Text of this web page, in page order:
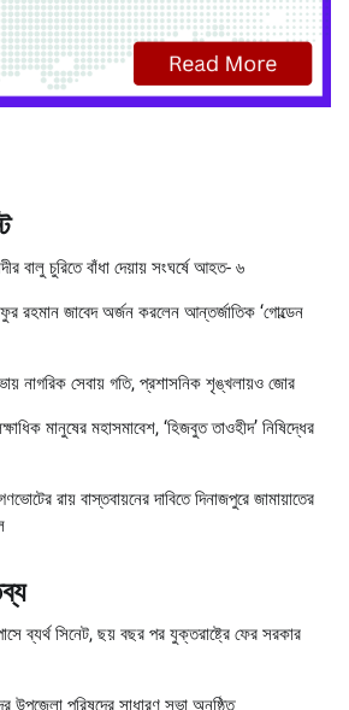
বালু চুরিতে বাঁধা দেয়ায় সংঘর্ষে আহত- ৬
রহমান জাবেদ অর্জন করলেন আন্তর্জাতিক ‘গোল্ডেন
নাগরিক সেবায় গতি, প্রশাসনিক শৃঙ্খলায়ও জোর
মানুষের মহাসমাবেশ, ‘হিজবুত তাওহীদ’ নিষিদ্ধের
রায় বাস্তবায়নের দাবিতে দিনাজপুরে জামায়াতের
ব্যর্থ সিনেট, ছয় বছর পর যুক্তরাষ্ট্রে ফের সরকার
উপজেলা পরিষদের সাধারণ সভা অনুষ্ঠিত